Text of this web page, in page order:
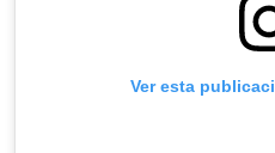
Ver esta